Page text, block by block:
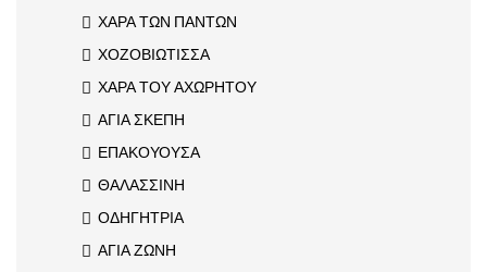
ΧΑΡΑ ΤΩΝ ΠΑΝΤΩΝ
ΧΟΖΟΒΙΩΤΙΣΣΑ
ΧΑΡΑ ΤΟΥ ΑΧΩΡΗΤΟΥ
ΑΓΙΑ ΣΚΕΠΗ
ΕΠΑΚΟΥΟΥΣΑ
ΘΑΛΑΣΣΙΝΗ
ΟΔΗΓΗΤΡΙΑ
ΑΓΙΑ ΖΩΝΗ